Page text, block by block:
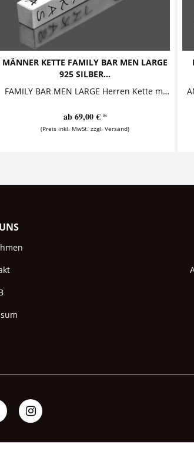
MÄNNER KETTE FAMILY BAR MEN LARGE
925 SILBER...
FAMILY BAR MEN LARGE Herren Kette mit Gravur Diese Herrenkette mit Gravur aus 925 Sterling Silber ist ein lässiger und stylischer Blickfang....
ab 69,00 € *
(Preis inkl. MwSt. zzgl. Versand)